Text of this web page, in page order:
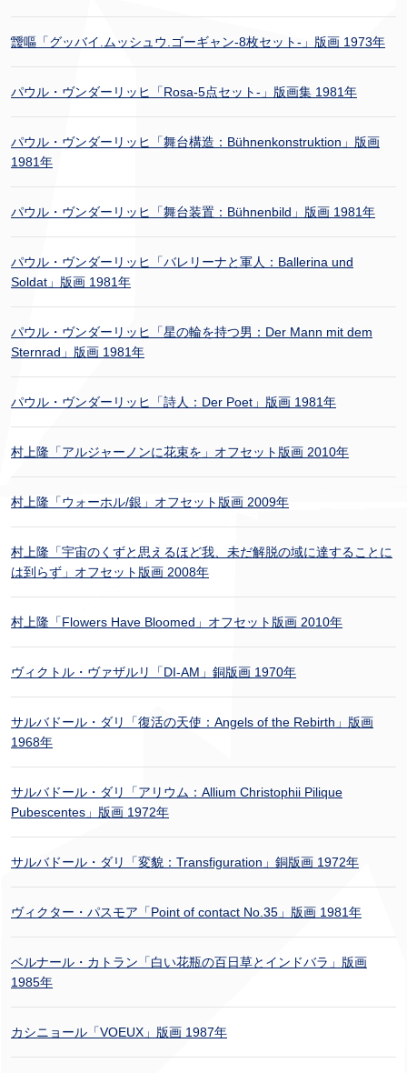
靉嘔「グッバイ.ムッシュウ.ゴーギャン-8枚セット-」版画 1973年
パウル・ヴンダーリッヒ「Rosa-5点セット-」版画集 1981年
パウル・ヴンダーリッヒ「舞台構造：Bühnenkonstruktion」版画
1981年
パウル・ヴンダーリッヒ「舞台装置：Bühnenbild」版画 1981年
パウル・ヴンダーリッヒ「バレリーナと軍人：Ballerina und
Soldat」版画 1981年
パウル・ヴンダーリッヒ「星の輪を持つ男：Der Mann mit dem
Sternrad」版画 1981年
パウル・ヴンダーリッヒ「詩人：Der Poet」版画 1981年
村上隆「アルジャーノンに花束を」オフセット版画 2010年
村上隆「ウォーホル/銀」オフセット版画 2009年
村上隆「宇宙のくずと思えるほど我、未だ解脱の域に達することに
は到らず」オフセット版画 2008年
村上隆「Flowers Have Bloomed」オフセット版画 2010年
ヴィクトル・ヴァザルリ「DI-AM」銅版画 1970年
サルバドール・ダリ「復活の天使：Angels of the Rebirth」版画
1968年
サルバドール・ダリ「アリウム：Allium Christophii Pilique
Pubescentes」版画 1972年
サルバドール・ダリ「変貌：Transfiguration」銅版画 1972年
ヴィクター・パスモア「Point of contact No.35」版画 1981年
ベルナール・カトラン「白い花瓶の百日草とインドバラ」版画
1985年
カシニョール「VOEUX」版画 1987年